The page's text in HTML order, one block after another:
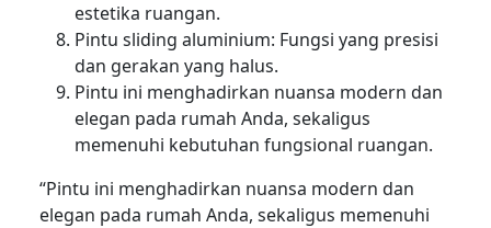
estetika ruangan.
Pintu sliding aluminium: Fungsi yang presisi
dan gerakan yang halus.
Pintu ini menghadirkan nuansa modern dan
elegan pada rumah Anda, sekaligus
memenuhi kebutuhan fungsional ruangan.
“Pintu ini menghadirkan nuansa modern dan
elegan pada rumah Anda, sekaligus memenuhi